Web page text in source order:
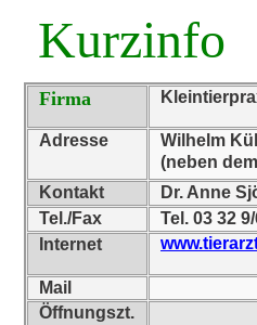
Kurzinfo
Firma
Adresse
Wilhelm
(neben
Kontakt
Dr. Anne
Tel./Fax
Tel. 03 32
Internet
Mail
Öffnungszt.